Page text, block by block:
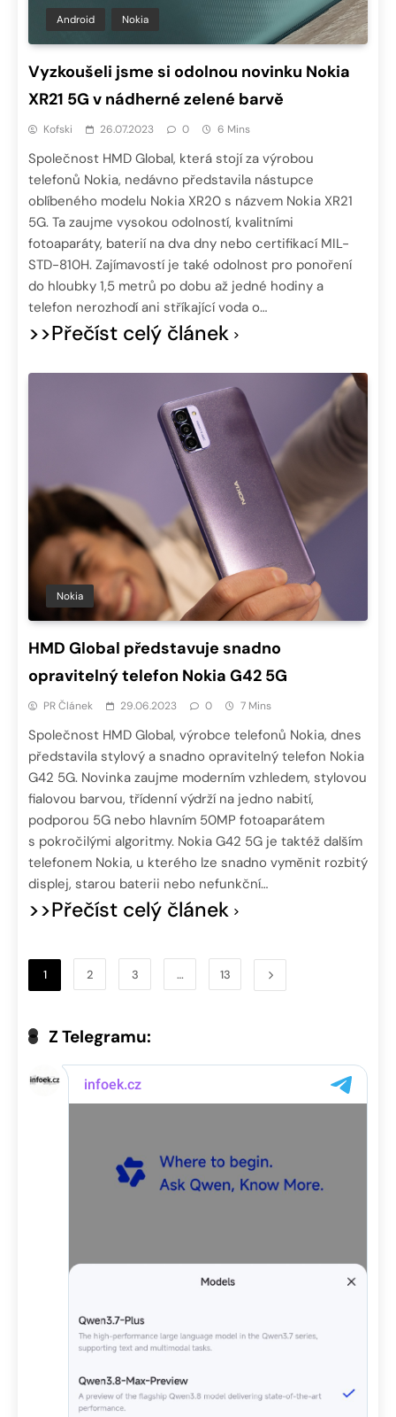
Android Nokia
Vyzkoušeli jsme si odolnou novinku Nokia
XR21 5G v nádherné zelené barvě
Kofski 26.07.2023 0 6 Mins
Společnost HMD Global, která stojí za výrobou
telefonů Nokia, nedávno představila nástupce
oblíbeného modelu Nokia XR20 s názvem Nokia XR21
5G. Ta zaujme vysokou odolností, kvalitními
fotoaparáty, baterií na dva dny nebo certifikací MIL-
STD-810H. Zajímavostí je také odolnost pro ponoření
do hloubky 1,5 metrů po dobu až jedné hodiny a
telefon nerozhodí ani stříkající voda o…
>>Přečíst celý článek
Nokia
HMD Global představuje snadno
opravitelný telefon Nokia G42 5G
PR Článek 29.06.2023 0 7 Mins
Společnost HMD Global, výrobce telefonů Nokia, dnes
představila stylový a snadno opravitelný telefon Nokia
G42 5G. Novinka zaujme moderním vzhledem, stylovou
fialovou barvou, třídenní výdrží na jedno nabití,
podporou 5G nebo hlavním 50MP fotoaparátem
s pokročilými algoritmy. Nokia G42 5G je taktéž dalším
telefonem Nokia, u kterého lze snadno vyměnit rozbitý
displej, starou baterii nebo nefunkční…
>>Přečíst celý článek
1 2 3 … 13
Z Telegramu: